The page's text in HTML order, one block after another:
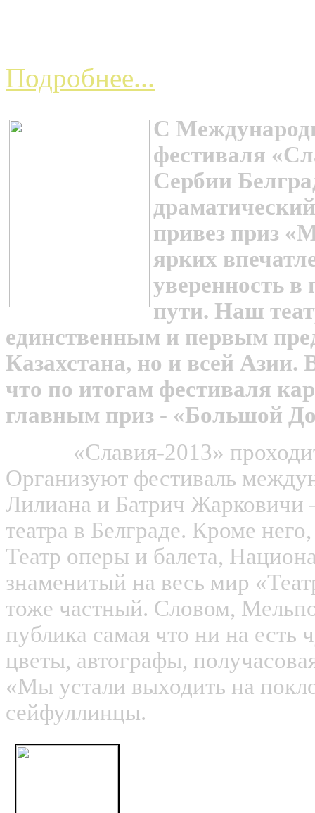
Подробнее...
С
фестиваля
Сербии
привез приз
ярких
уверенность в
пути. Наш
единственным и первым
Казахстана, но и всей Азии.
что по итогам фестиваля
главным приз - «Большой
«Славия-2013» проходит
Организуют фестиваль
Лилиана и Батрич Жарковичи
театра в Белграде. Кроме
Театр оперы и балета,
знаменитый на весь мир
тоже частный. Словом,
публика самая что ни на есть
цветы, автографы,
«Мы устали выходить на
сейфуллинцы.